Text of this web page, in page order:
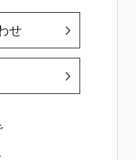
せ